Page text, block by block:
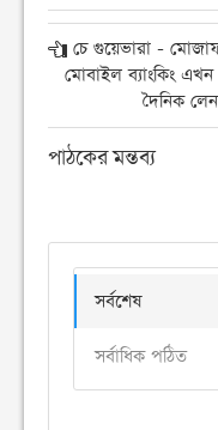
চে গুয়েভারা -
মোবাইল ব্যাংকিং এখন
দৈনিক
পাঠকের মন্তব্য
সর্বশেষ
সর্বাধিক পঠিত